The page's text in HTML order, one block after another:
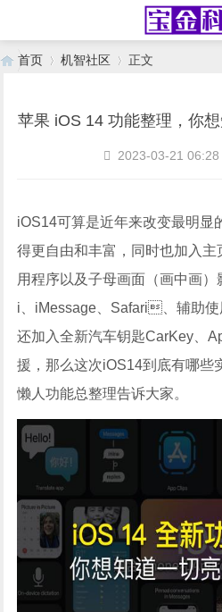
首页 机智社区 正文
苹果 iOS 14 功能整理，你
2023-03-21 06:28
iOS14可算是近年来改变最明显
得更自由和丰富，同时也加入
用程序以及子母画面（画中画
i、iMessage、Safari、辅助
还加入全新汽车钥匙CarKey、
援，那么这次iOS14到底有哪些
懒人功能总整理告诉大家。